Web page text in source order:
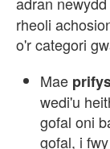
rheoli
o'r categori
Mae
wedi'u
gofal oni
gofal, i